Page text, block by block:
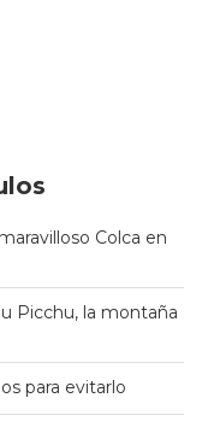
Colca en
Picchu, la montaña
para evitarlo